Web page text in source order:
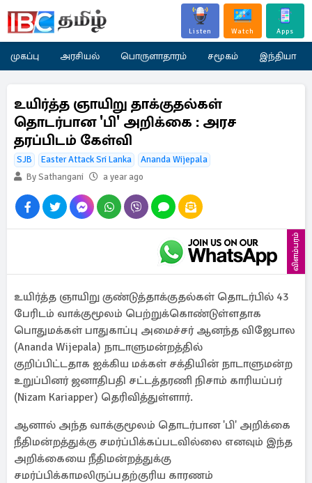
Listen Watch Apps
முகப்பு அரசியல் பொருளாதாரம் சமூகம் இந்தியா
உயிர்த்த ஞாயிறு தாக்குதல்கள்
தொடர்பான 'பி' அறிக்கை : அரச
தரப்பிடம் கேள்வி
SJB Easter Attack Sri Lanka
Ananda Wijepala
By Sathangani
a year ago
விளம்பரம்
உயிர்த்த ஞாயிறு குண்டுத்தாக்குதல்கள் தொடர்பில் 43
பேரிடம் வாக்குமூலம் பெற்றுக்கொண்டுள்ளதாக
பொதுமக்கள் பாதுகாப்பு அமைச்சர் ஆனந்த விஜேபால
(Ananda Wijepala) நாடாளுமன்றத்தில்
குறிப்பிட்டதாக ஐக்கிய மக்கள் சக்தியின் நாடாளுமன்ற
உறுப்பினர் ஜனாதிபதி சட்டத்தரணி நிசாம் காரியப்பர்
(Nizam Kariapper) தெரிவித்துள்ளார்.
ஆனால் அந்த வாக்குமூலம் தொடர்பான 'பி' அறிக்கை
நீதிமன்றத்துக்கு சமர்ப்பிக்கப்படவில்லை எனவும் இந்த
அறிக்கையை நீதிமன்றத்துக்கு
சமர்ப்பிக்காமலிருப்பதற்குரிய காரணம்